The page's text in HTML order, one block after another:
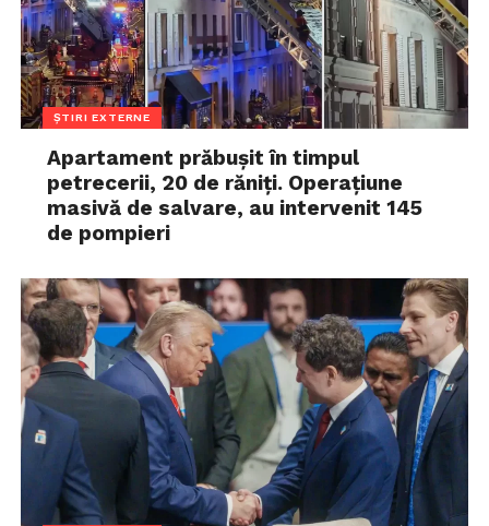
ȘTIRI EXTERNE
Apartament prăbușit în timpul
petrecerii, 20 de răniți. Operațiune
masivă de salvare, au intervenit 145
de pompieri